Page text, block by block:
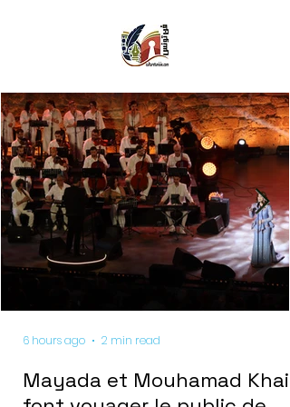
Mayada et Mouhamad
6 hours ago 2 min read